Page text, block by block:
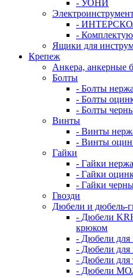
- УОНИ
-
-
Ящики для
Крепеж
Анкера, анкерные
Болты
- Болты
- Болты
- Болты
Винты
- Винты
- Винты
Гайки
- Гайки
- Гайки
- Гайки
Гвозди
Дюбели и дюбель-
- Дюбели
крюком
- Дюбели для
- Дюбели для
- Дюбели для
- Дюбели